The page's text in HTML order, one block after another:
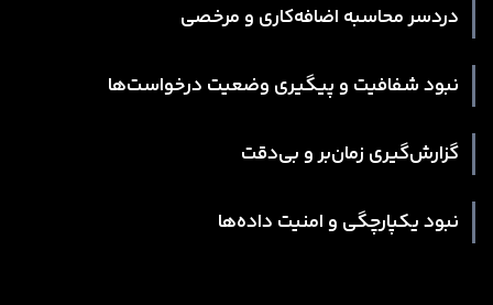
دردسر محاسبه اضافه‌کاری و مرخصی
نبود شفافیت و پیگیری وضعیت درخواست‌ها
گزارش‌گیری زمان‌بر و بی‌دقت
نبود یکپارچگی و امنیت داده‌ها